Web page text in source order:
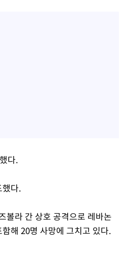
다.
했다.
볼라 간 상호 공격으로 레바논
해 20명 사망에 그치고 있다.